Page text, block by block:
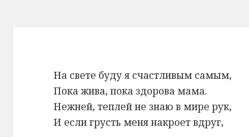
На свете буду я счастливым самым,
Пока жива, пока здорова мама.
Нежней, теплей не знаю в мире рук,
И если грусть меня накроет вдруг,